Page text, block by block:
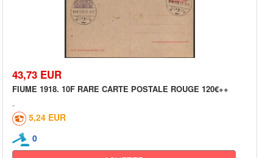
43,73 EUR
FIUME 1918. 10F RARE CARTE POSTALE ROUGE 120€++
5,24 EUR
0